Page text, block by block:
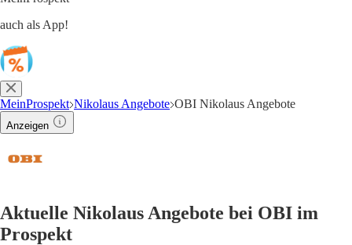
auch als App!
MeinProspekt Nikolaus Angebote OBI Nikolaus Angebote
Anzeigen
Aktuelle Nikolaus Angebote bei OBI im
Prospekt